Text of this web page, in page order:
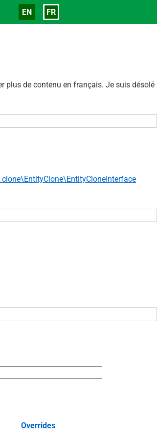
Langue
EN FR
plus de contenu en français. Je suis désolé
Overrides